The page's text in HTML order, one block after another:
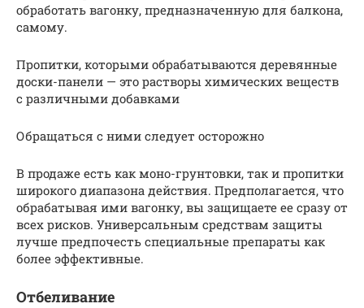
обработать вагонку, предназначенную для балкона,
самому.
Пропитки, которыми обрабатываются деревянные
доски-панели — это растворы химических веществ
с различными добавками
Обращаться с ними следует осторожно
В продаже есть как моно-грунтовки, так и пропитки
широкого диапазона действия. Предполагается, что
обрабатывая ими вагонку, вы защищаете ее сразу от
всех рисков. Универсальным средствам защиты
лучше предпочесть специальные препараты как
более эффективные.
Отбеливание